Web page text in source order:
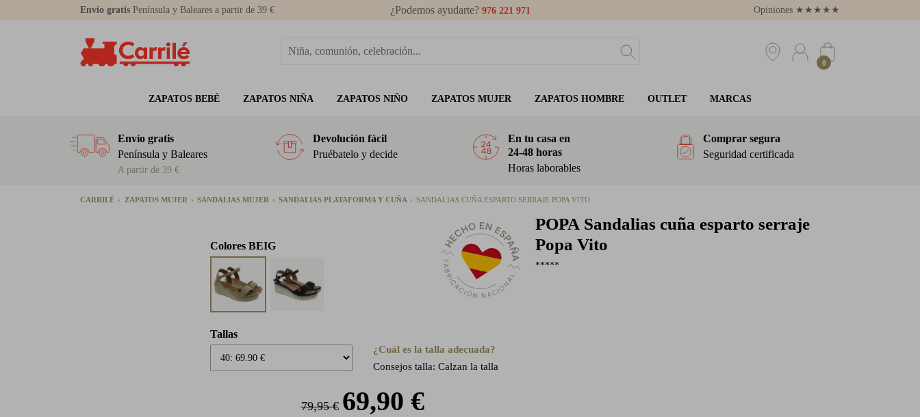
Envio gratis Península y Baleares a partir de 39 € ¿Podemos ayudarte? 976 221 971 Opiniones ★ ★ ★ ★ ★
0
ZAPATOS BEBÉ ZAPATOS NIÑA ZAPATOS NIÑO ZAPATOS MUJER ZAPATOS HOMBRE OUTLET MARCAS
Envío gratis
Península y Baleares
A partir de 39 €
Devolución fácil
Pruébatelo y decide
En tu casa en
24-48 horas
Horas laborables
Comprar segura
Seguridad certificada
CARRILÉ ZAPATOS MUJER SANDALIAS MUJER SANDALIAS PLATAFORMA Y CUÑA SANDALIAS CUÑA ESPARTO SERRAJE POPA VITO
POPA Sandalias cuña esparto serraje
Popa Vito
*****
Colores BEIG
Tallas
¿Cuál es la talla adecuada?
Consejos talla: Calzan la talla
79,95 € 69,90 €